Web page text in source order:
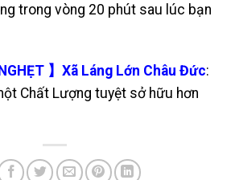
trong vòng 20 phút sau lúc bạn
NGHẸT 】Xã Láng Lớn Châu Đức:
Chất Lượng tuyệt sở hữu hơn